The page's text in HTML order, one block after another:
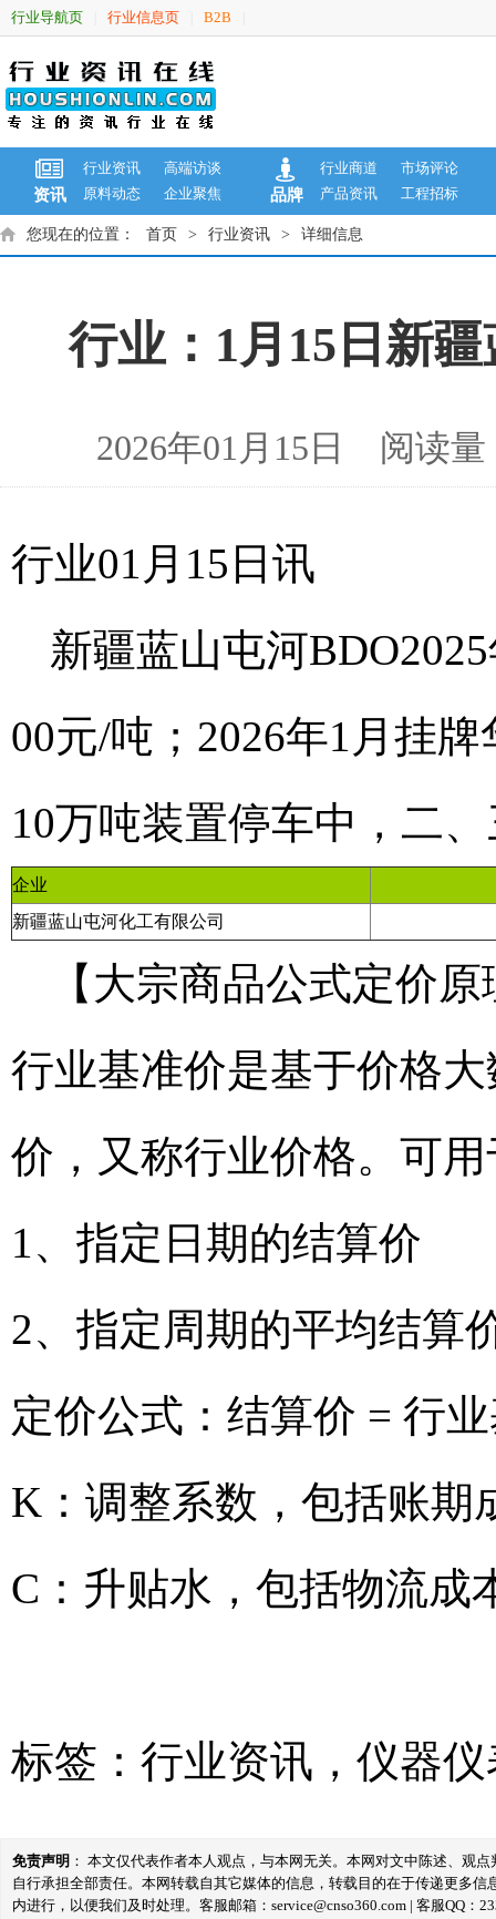
行业导航页 行业信息页 B2B
资讯
行业资讯
高端访谈
原料动态
企业聚焦 品牌
行业商道
市场评论
产品资讯
工程招标
您现在的位置： 首页 > 行业资讯 > 详细信息
行业：1月15日新
2026年01月15日 阅读
行业01月15日讯
新疆蓝山屯河
00元/吨；2026年1月挂
10万吨装置停车中，二
企业
新疆蓝山屯河化工有限公司
【大宗商品公式定价
行业基准价是基于价格
价，又称行业价格。可
1、指定日期的结算价
2、指定周期的平均结算
定价公式：结算价 = 行
K：调整系数，包括账期
C：升贴水，包括物流成
标签： 行业资讯 ， 仪器仪
免责声明 ： 本文仅代表作者本人观点，与本网无关。本网对文中陈述、观
自行承担全部责任。本网转载自其它媒体的信息，转载目的在于传递更多
内进行，以便我们及时处理。客服邮箱：service@cnso360.com | 客服QQ：